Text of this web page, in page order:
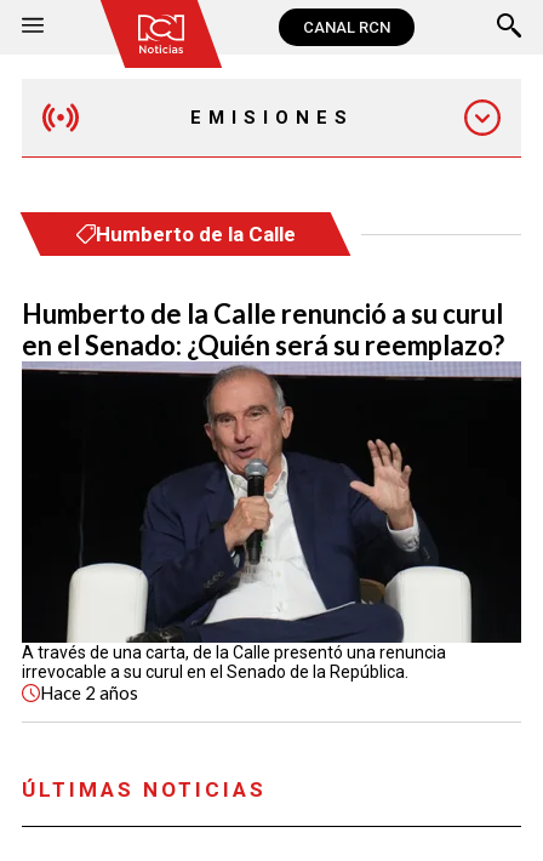
CANAL RCN
EMISIONES
EMISIÓN 7:00 PM
EMISIÓN 11:30 PM
Humberto de la Calle
Humberto de la Calle renunció a su curul
en el Senado: ¿Quién será su reemplazo?
A través de una carta, de la Calle presentó una renuncia
irrevocable a su curul en el Senado de la República.
Hace 2 años
ÚLTIMAS NOTICIAS